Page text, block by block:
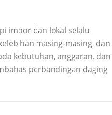
impor dan lokal selalu
masing-masing, dan
kebutuhan, anggaran, dan
perbandingan daging